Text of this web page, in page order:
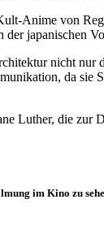
Anime von
japanischen
nicht nur
da sie
Luther, die zur
im Kino zu